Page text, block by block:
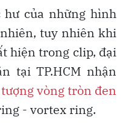
hư của những hình
tuy nhiên khi
hiện trong clip, đại
tại TP.HCM nhận
vòng tròn đen
- vortex ring.